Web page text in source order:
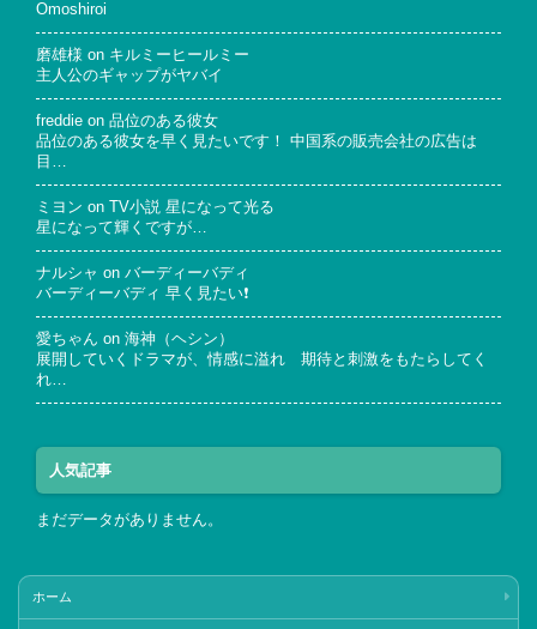
Omoshiroi
磨雄様 on キルミーヒールミー
主人公のギャップがヤバイ
freddie on 品位のある彼女
品位のある彼女を早く見たいです！ 中国系の販売会社の広告は
目…
ミヨン on
TV小説 星になって光る
星になって輝くですが…
ナルシャ on バーディーバディ
バーディーバディ 早く見たい❗
愛ちゃん on 海神（ヘシン）
展開していくドラマが、情感に溢れ 期待と刺激をもたらしてく
れ…
人気記事
まだデータがありません。
ホーム